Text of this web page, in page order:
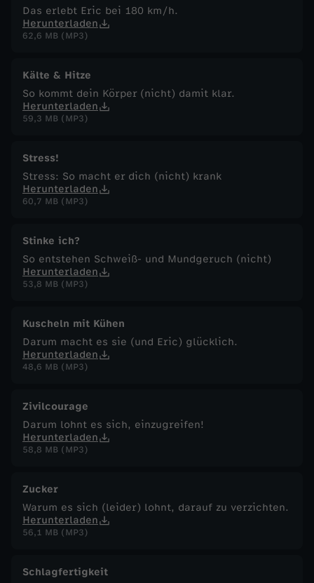
Das erlebt Eric bei 180 km/h.
Herunterladen
62,6 MB (MP3)
Kälte & Hitze
So kommt dein Körper (nicht) damit klar.
Herunterladen
59,3 MB (MP3)
Stress!
Stress: So macht er dich (nicht) krank
Herunterladen
60,7 MB (MP3)
Stinke ich?
So entstehen Schweiß- und Mundgeruch (nicht)
Herunterladen
53,8 MB (MP3)
Kuscheln mit Kühen
Darum macht es sie (und Eric) glücklich.
Herunterladen
48,6 MB (MP3)
Zivilcourage
Darum lohnt es sich, einzugreifen!
Herunterladen
58,8 MB (MP3)
Zucker
Warum es sich (leider) lohnt, darauf zu verzichten.
Herunterladen
56,1 MB (MP3)
Schlagfertigkeit